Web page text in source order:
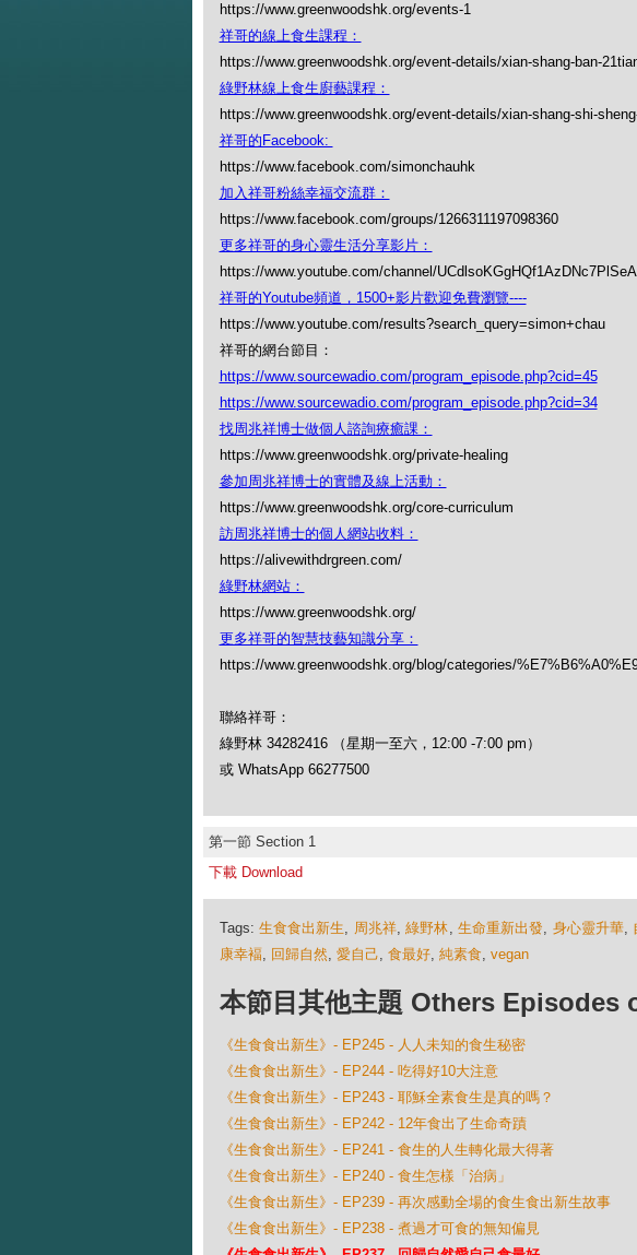
https://www.greenwoodshk.org/events-1
祥哥的線上食生課程：
https://www.greenwoodshk.org/event-details/xian-shang-ban-
綠野林線上食生廚藝課程：
https://www.greenwoodshk.org/event-details/xian-shang-shi-
祥哥的Facebook:
https://www.facebook.com/simonchauhk
加入祥哥粉絲幸福交流群：
https://www.facebook.com/groups/1266311197098360
更多祥哥的身心靈生活分享影片：
https://www.youtube.com/channel/UCdlsoKGgHQf1AzDNc7PlSeA
祥哥的Youtube頻道，1500+影片歡迎免費瀏覽----
https://www.youtube.com/results?search_query=simon+chau
祥哥的網台節目：
https://www.sourcewadio.com/program_episode.php?cid=45
https://www.sourcewadio.com/program_episode.php?cid=34
找周兆祥博士做個人諮詢療癒課：
https://www.greenwoodshk.org/private-healing
參加周兆祥博士的實體及線上活動：
https://www.greenwoodshk.org/core-curriculum
訪周兆祥博士的個人網站收料：
https://alivewithdrgreen.com/
綠野林網站：
https://www.greenwoodshk.org/
更多祥哥的智慧技藝知識分享：
https://www.greenwoodshk.org/blog/categories/
聯絡祥哥：
綠野林 34282416 （星期一至六，12:00 -7:00 pm）
或 WhatsApp 66277500
第一節 Section 1
下載 Download
Tags: 生食食出新生, 周兆祥,綠野林, 生命重新出發, 身心靈升華,
康幸褔, 回歸自然, 愛自己, 食最好, 純素食, vegan
本節目其他主題 Others Episodes
《生食食出新生》- EP245 - 人人未知的食生秘密
《生食食出新生》- EP244 - 吃得好10大注意
《生食食出新生》- EP243 - 耶穌全素食生是真的嗎？
《生食食出新生》- EP242 - 12年食出了生命奇蹟
《生食食出新生》- EP241 - 食生的人生轉化最大得著
《生食食出新生》- EP240 - 食生怎樣「治病」
《生食食出新生》- EP239 - 再次感動全場的食生食出新生故事
《生食食出新生》- EP238 - 煮過才可食的無知偏見